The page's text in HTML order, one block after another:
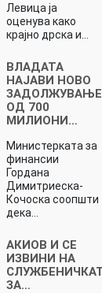
Левица ја
оценува како
крајно дрска и…
ВЛАДАТА
НАЈАВИ НОВО
ЗАДОЛЖУВАЊЕ
ОД 700
МИЛИОНИ…
Министерката за
финансии
Гордана
Димитриеска-
Кочоска соопшти
дека…
АКИОВ И СЕ
ИЗВИНИ НА
ЗА…